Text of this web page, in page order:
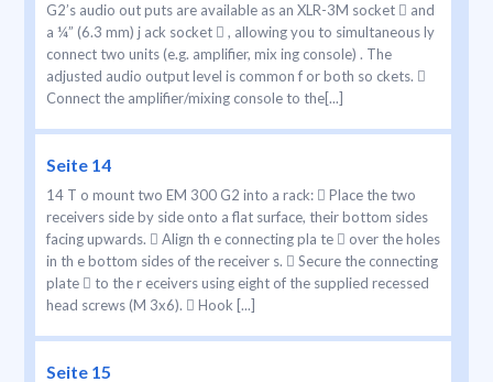
G2’s audio out puts are available as an XLR-3M socket  and
a ¼” (6.3 mm) j ack socket  , allowing you to simultaneous ly
connect two units (e.g. amplifier, mix ing console) . The
adjusted audio output level is common f or both so ckets. 
Connect the amplifier/mixing console to the[...]
Seite 14
14 T o mount two EM 300 G2 into a rack:  Place the two
receivers side by side onto a flat surface, their bottom sides
facing upwards.  Align th e connecting pla te  over the holes
in th e bottom sides of the receiver s.  Secure the connecting
plate  to the r eceivers using eight of the supplied recessed
head screws (M 3x6).  Hook [...]
Seite 15